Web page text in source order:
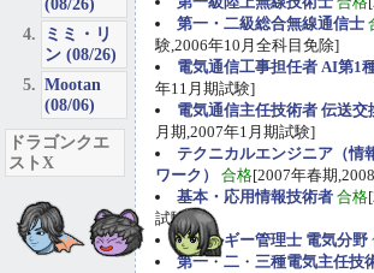
第一・二級総合無線通信士
験,2006年10月全科目免除]
電気通信工事担任者 AI第1
年11月期試験]
電気通信主任技術者 伝送交
月期,2007年1月期試験]
テクニカルエンジニア（情
ワーク）
合格[2007年春期
基本・応用情報技術者 合格
試験]
エネルギー管理士 電気分野
第一・二 ・ 三種電気主任技
ミミ・リ
ン (08/26)
Mootan
(08/06)
ドラゴンクエ
ストX